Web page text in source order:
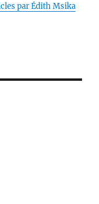
par Édith Msika